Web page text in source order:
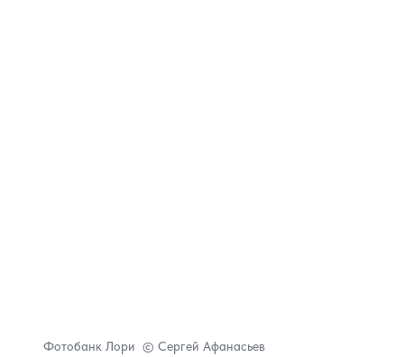
Фотобанк Лори © Сергей Афанасьев